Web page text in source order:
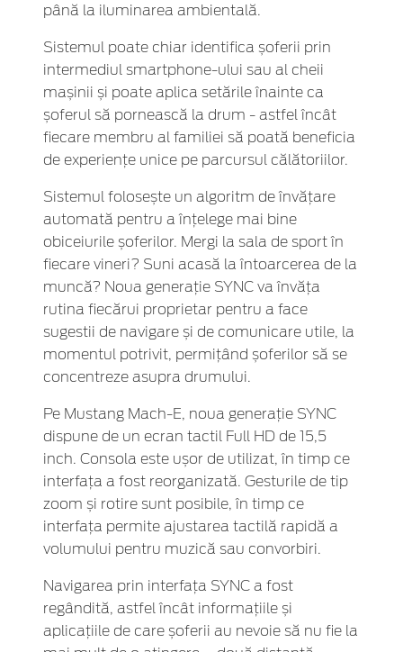
până la iluminarea ambientală.
Sistemul poate chiar identifica șoferii prin
intermediul smartphone-ului sau al cheii
mașinii și poate aplica setările înainte ca
șoferul să pornească la drum - astfel încât
fiecare membru al familiei să poată beneficia
de experiențe unice pe parcursul călătoriilor.
Sistemul folosește un algoritm de învățare
automată pentru a înțelege mai bine
obiceiurile șoferilor. Mergi la sala de sport în
fiecare vineri? Suni acasă la întoarcerea de la
muncă? Noua generație SYNC va învăța
rutina fiecărui proprietar pentru a face
sugestii de navigare și de comunicare utile, la
momentul potrivit, permițând șoferilor să se
concentreze asupra drumului.
Pe Mustang Mach-E, noua generație SYNC
dispune de un ecran tactil Full HD de 15,5
inch. Consola este ușor de utilizat, în timp ce
interfața a fost reorganizată. Gesturile de tip
zoom și rotire sunt posibile, în timp ce
interfața permite ajustarea tactilă rapidă a
volumului pentru muzică sau convorbiri.
Navigarea prin interfața SYNC a fost
regândită, astfel încât informațiile și
aplicațiile de care șoferii au nevoie să nu fie la